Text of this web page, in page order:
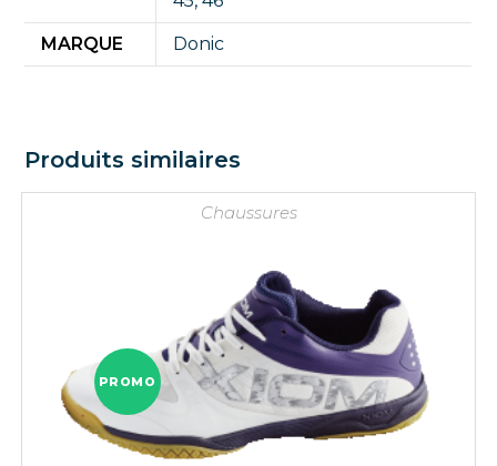
MARQUE Donic
Produits similaires
Chaussures
PROMO